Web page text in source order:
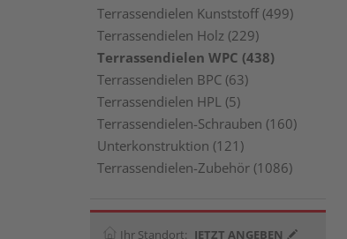
Terrassendielen Kunststoff (499)
Terrassendielen Holz (229)
Terrassendielen WPC (438)
Terrassendielen BPC (63)
Terrassendielen HPL (5)
Terrassendielen-Schrauben (160)
Unterkonstruktion (121)
Terrassendielen-Zubehör (1086)
Ihr Standort: JETZT ANGEBEN